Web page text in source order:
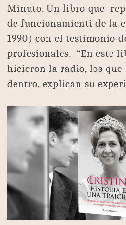
Minuto. Un libro que
de funcionamienti de la
1990) con el testimonio
profesionales. “En este
hicieron la radio, los que
dentro, explican su